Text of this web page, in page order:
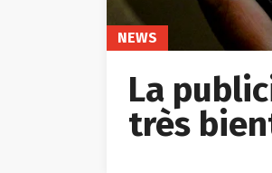
NEWS
La
très